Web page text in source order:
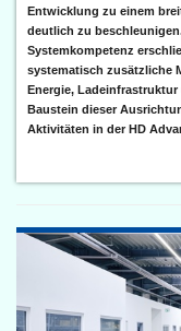
Entwicklung zu einem
deutlich zu
Systemkompetenz
systematisch zusätzliche
Energie,
Baustein dieser
Aktivitäten in der HD